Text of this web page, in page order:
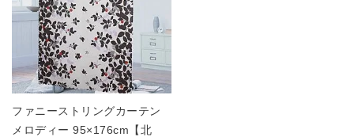
ファニーストリングカーテン
メロディー 95×176cm【北